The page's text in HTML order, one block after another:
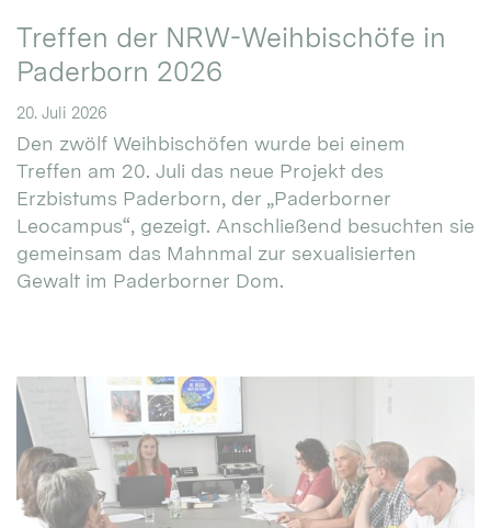
Treffen der NRW-Weihbischöfe in
Paderborn 2026
20. Juli 2026
Den zwölf Weihbischöfen wurde bei einem
Treffen am 20. Juli das neue Projekt des
Erzbistums Paderborn, der „Paderborner
Leocampus“, gezeigt. Anschließend besuchten sie
gemeinsam das Mahnmal zur sexualisierten
Gewalt im Paderborner Dom.